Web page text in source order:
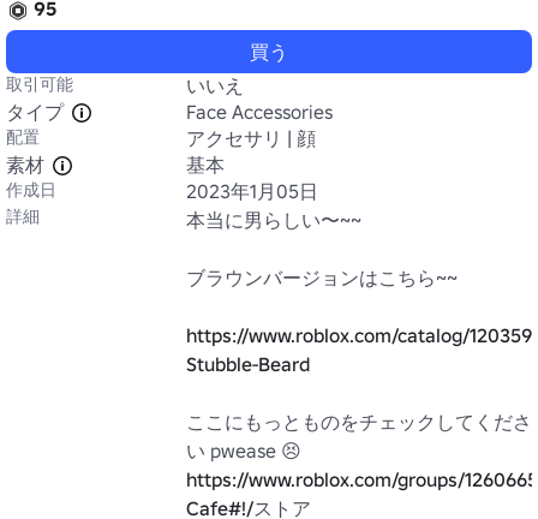
95
買う
取引可能
いいえ
タイプ
Face Accessories
配置
アクセサリ | 顔
素材
基本
作成日 2023年1月05日
詳細 本当に男らしい〜~~
ブラウンバージョンはこちら~~
https://www.roblox.com/catalog/
Stubble-Beard
ここにもっとものをチェックしてくださ
https://www.roblox.com/groups/
Cafe#!/ストア